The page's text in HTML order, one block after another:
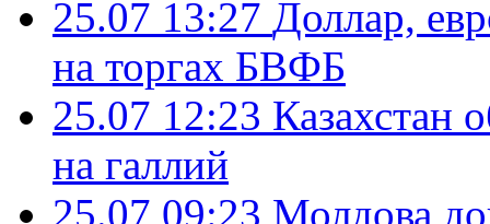
25.07 13:27 Доллар,
на торгах БВФБ
25.07 12:23 Казахстан
на галлий
25.07 09:23 Молдова